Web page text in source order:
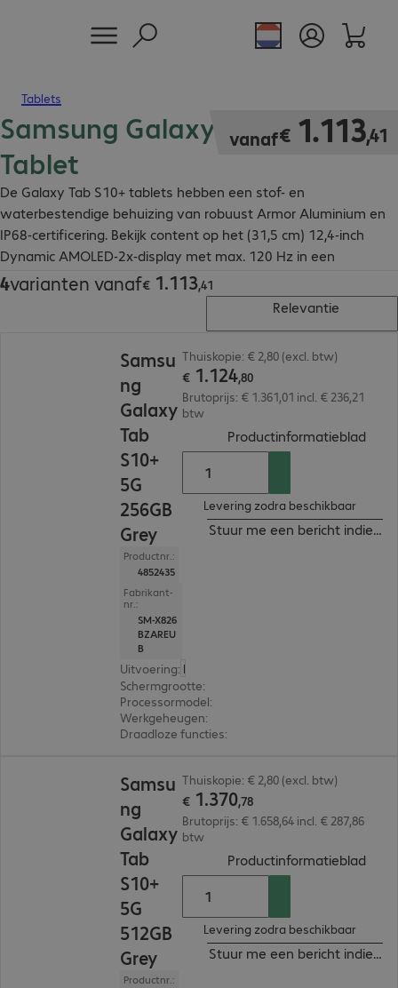
Tablets
Samsung Galaxy Tab S10+
Tablet
De Galaxy Tab S10+ tablets hebben een stof- en
waterbestendige behuizing van robuust Armor Aluminium en
IP68-certificering. Bekijk content op het (31,5 cm) 12,4-inch
Dynamic AMOLED-2x-display met max. 120 Hz in een
fantastische beeldkwaliteit.
vanaf€ 1.113,41
€ 1.113,41
4varianten vanaf€ 1.113,41
€ 1.113,41
Relevantie
Samsu
ng
Galaxy
Tab
S10+
5G
256GB
Grey
Productnr.:
4852435
Fabrikant-
nr.:
SM-X826
BZAREU
B
Uitvoering: Europa
Schermgrootte:
Processormodel:
Werkgeheugen:
Draadloze functies:
Thuiskopie: € 2,80 (excl. btw)
€ 1.124,80
Brutoprijs: € 1.361,01 incl. € 236,21
btw
Productinformatieblad
Levering zodra beschikbaar
Stuur me een bericht indien
Samsu
ng
Galaxy
Tab
S10+
5G
512GB
Grey
Productnr.:
Thuiskopie: € 2,80 (excl. btw)
€ 1.370,78
Brutoprijs: € 1.658,64 incl. € 287,86
btw
Productinformatieblad
Levering zodra beschikbaar
Stuur me een bericht indien